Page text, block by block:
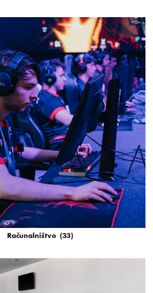
Računalništvo (33)